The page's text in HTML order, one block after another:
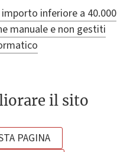
inferiore a 40.000
manuale e non gestiti
il sito
PAGINA